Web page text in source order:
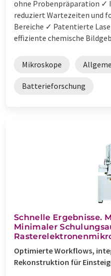
ohne Probenpräparation
reduziert Wartezeiten und
Bereiche ✓ Patentierte
effiziente chemische
Mikroskope
Batterieforschung
Schnelle Ergebnisse.
Minimaler
Optimierte Workflows,
Rekonstruktion für